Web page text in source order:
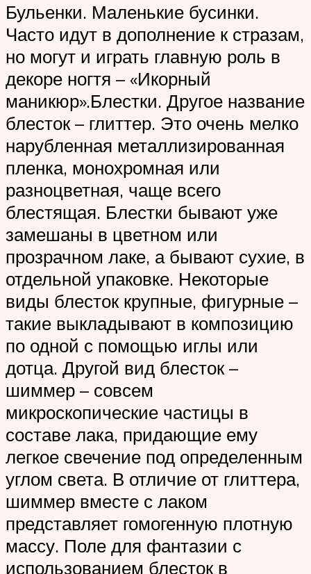
Бульенки. Маленькие бусинки.
Часто идут в дополнение к стразам,
но могут и играть главную роль в
декоре ногтя – «Икорный
маникюр».Блестки. Другое название
блесток – глиттер. Это очень мелко
нарубленная металлизированная
пленка, монохромная или
разноцветная, чаще всего
блестящая. Блестки бывают уже
замешаны в цветном или
прозрачном лаке, а бывают сухие, в
отдельной упаковке. Некоторые
виды блесток крупные, фигурные –
такие выкладывают в композицию
по одной с помощью иглы или
дотца. Другой вид блесток –
шиммер – совсем
микроскопические частицы в
составе лака, придающие ему
легкое свечение под определенным
углом света. В отличие от глиттера,
шиммер вместе с лаком
представляет гомогенную плотную
массу. Поле для фантазии с
использованием блесток в